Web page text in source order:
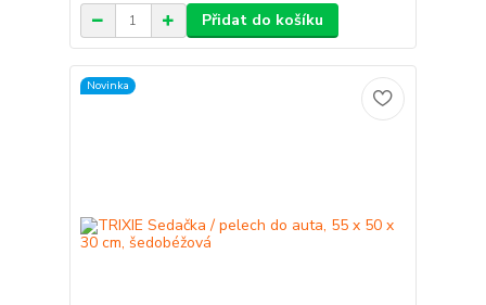
Přidat do košíku
Novinka